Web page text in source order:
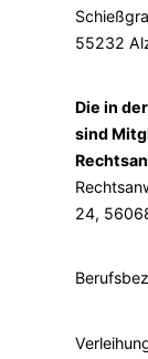
55232
Die in
sind
24,